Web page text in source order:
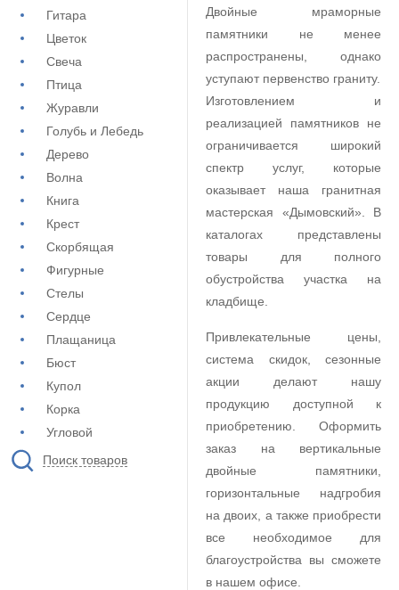
Гитара
Цветок
Свеча
Птица
Журавли
Голубь и Лебедь
Дерево
Волна
Книга
Крест
Скорбящая
Фигурные
Стелы
Сердце
Плащаница
Бюст
Купол
Корка
Угловой
Поиск товаров
Двойные мраморные
памятники не менее
распространены, однако
уступают первенство граниту.
Изготовлением и
реализацией памятников не
ограничивается широкий
спектр услуг, которые
оказывает наша гранитная
мастерская «Дымовский». В
каталогах представлены
товары для полного
обустройства участка на
кладбище.
Привлекательные цены,
система скидок, сезонные
акции делают нашу
продукцию доступной к
приобретению. Оформить
заказ на вертикальные
двойные памятники,
горизонтальные надгробия
на двоих, а также приобрести
все необходимое для
благоустройства вы сможете
в нашем офисе.